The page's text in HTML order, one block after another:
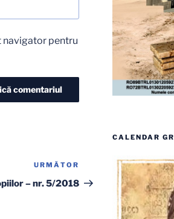
navigator pentru
Articolul
următor
URMĂTOR
– nr. 5/2018
CALENDAR